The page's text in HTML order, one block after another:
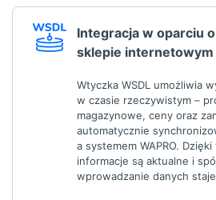
Integracja w oparciu
sklepie internetowym
Wtyczka WSDL umożliwia
w czasie rzeczywistym –
magazynowe, ceny oraz
automatycznie
a systemem WAPRO.
informacje są aktualne i
wprowadzanie danych